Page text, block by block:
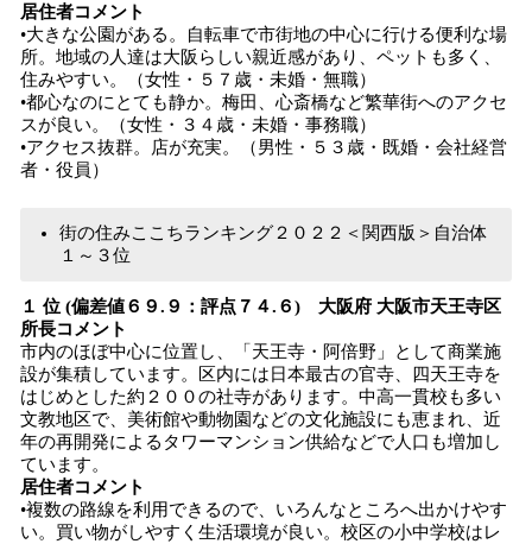
居住者コメント
•大きな公園がある。自転車で市街地の中心に行ける便利な場
所。地域の人達は大阪らしい親近感があり、ペットも多く、
住みやすい。（女性・５７歳・未婚・無職）
•都心なのにとても静か。梅田、心斎橋など繁華街へのアクセ
スが良い。（女性・３４歳・未婚・事務職）
•アクセス抜群。店が充実。（男性・５３歳・既婚・会社経営
者・役員）
街の住みここちランキング２０２２＜関西版＞自治体
１～３位
１ 位 (偏差値６９.９：評点７４.６) 大阪府 大阪市天王寺区
所長コメント
市内のほぼ中心に位置し、「天王寺・阿倍野」として商業施
設が集積しています。区内には日本最古の官寺、四天王寺を
はじめとした約２００の社寺があります。中高一貫校も多い
文教地区で、美術館や動物園などの文化施設にも恵まれ、近
年の再開発によるタワーマンション供給などで人口も増加し
ています。
居住者コメント
•複数の路線を利用できるので、いろんなところへ出かけやす
い。買い物がしやすく生活環境が良い。校区の小中学校はレ